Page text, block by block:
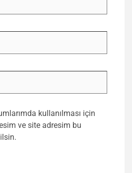
kullanılması için
ve site adresim bu